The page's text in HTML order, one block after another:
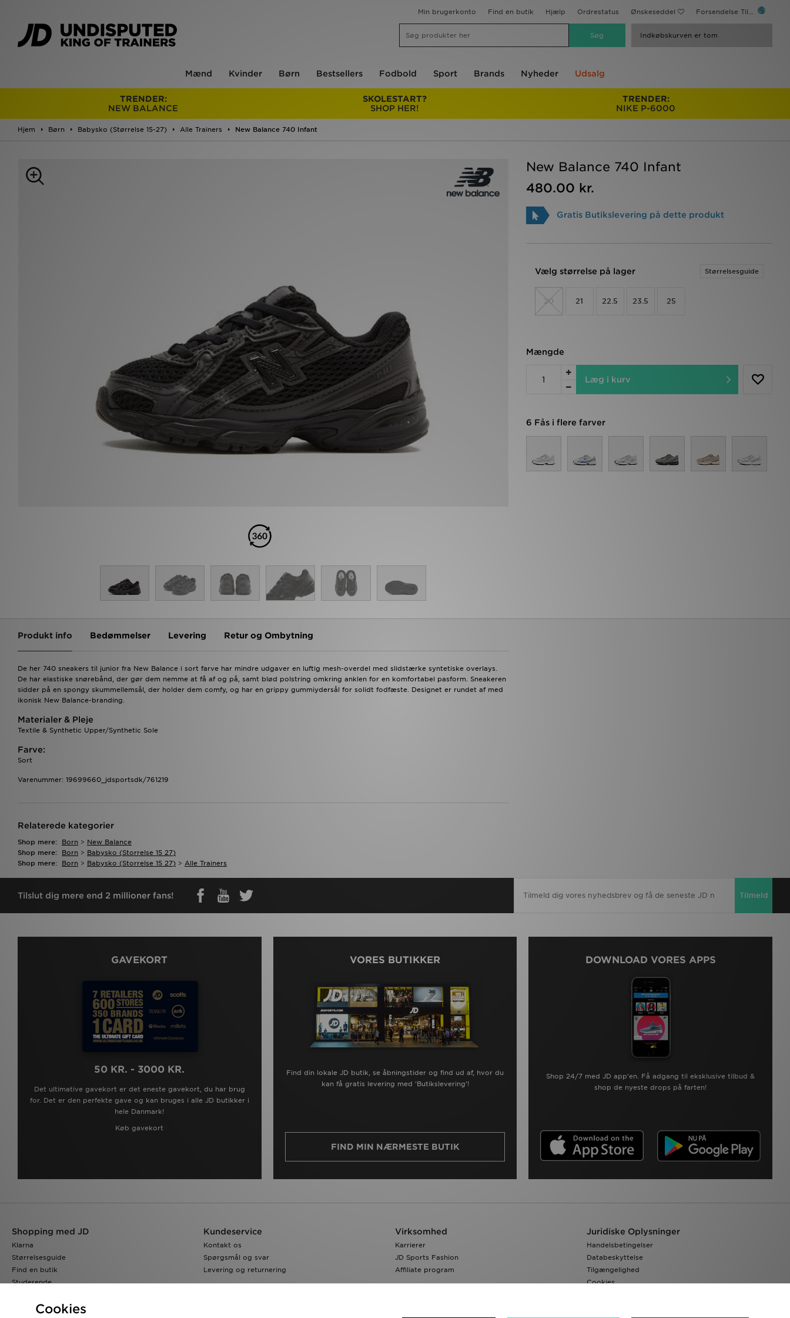
Min brugerkonto Find en butik Hjælp Ordrestatus Ønskeseddel Forsendelse Til...
Indkøbskurven er tom
Mænd Kvinder Børn Bestsellers Fodbold Sport Brands Nyheder Udsalg
TRENDER:
NEW BALANCE
SKOLESTART?
SHOP HER!
TRENDER:
NIKE P-6000
Hjem Børn Babysko (Størrelse 15-27) Alle Trainers New Balance 740 Infant
New Balance 740 Infant
480.00 kr.
Gratis Butikslevering på dette produkt
Vælg størrelse på lager Størrelsesguide
20 21 22.5 23.5 25
Mængde
Læg i kurv
6 Fås i flere farver
Produkt info Bedømmelser Levering Retur og Ombytning
De her 740 sneakers til junior fra New Balance i sort farve har mindre udgaver en luftig mesh-overdel med slidstærke syntetiske overlays.
De har elastiske snørebånd, der gør dem nemme at få af og på, samt blød polstring omkring anklen for en komfortabel pasform. Sneakeren
sidder på en spongy skummellemsål, der holder dem comfy, og har en grippy gummiydersål for solidt fodfæste. Designet er rundet af med
ikonisk New Balance-branding.
Materialer & Pleje
Textile & Synthetic Upper/Synthetic Sole
Farve:
Sort
Varenummer: 19699660_jdsportsdk/761219
Relaterede kategorier
Shop mere: Born > New Balance
Shop mere:
Born > Babysko (storrelse 15 27)
Shop mere:
Born > Babysko (storrelse 15 27) > Alle Trainers
Tilslut dig mere end 2 millioner fans! Tilmeld
GAVEKORT
50 KR. - 3000 KR.
Det ultimative gavekort er det eneste gavekort, du har brug
for. Det er den perfekte gave og kan bruges i alle JD butikker i
hele Danmark!
Køb gavekort
VORES BUTIKKER
Find din lokale JD butik, se åbningstider og find ud af, hvor du
kan få gratis levering med 'Butikslevering'!
FIND MIN NÆRMESTE BUTIK
DOWNLOAD VORES APPS
Shop 24/7 med JD app'en. Få adgang til eksklusive tilbud &
shop de nyeste drops på farten!
Shopping med JD
Klarna
Størrelsesguide
Find en butik
Studerende
Kundeservice
Kontakt os
Spørgsmål og svar
Levering og returnering
Virksomhed
Karrierer
JD Sports Fashion
Affiliate program
Juridiske Oplysninger
Handelsbetingelser
Databeskyttelse
Tilgængelighed
Cookies
Cookies